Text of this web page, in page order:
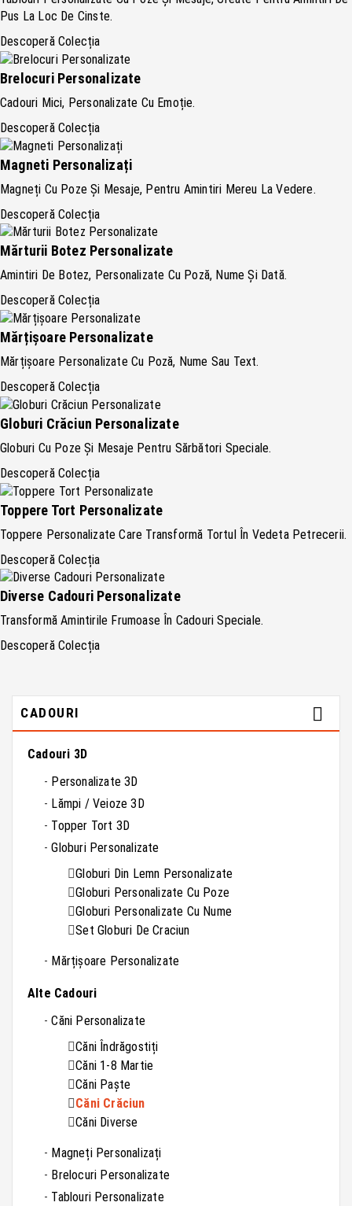
Pus La Loc De Cinste.
Descoperă Colecția
Brelocuri Personalizate
Cadouri Mici, Personalizate Cu Emoție.
Descoperă Colecția
Magneti Personalizați
Magneți Cu Poze Și Mesaje, Pentru Amintiri Mereu La Vedere.
Descoperă Colecția
Mărturii Botez Personalizate
Amintiri De Botez, Personalizate Cu Poză, Nume Și Dată.
Descoperă Colecția
Mărțișoare Personalizate
Mărțișoare Personalizate Cu Poză, Nume Sau Text.
Descoperă Colecția
Globuri Crăciun Personalizate
Globuri Cu Poze Și Mesaje Pentru Sărbători Speciale.
Descoperă Colecția
Toppere Tort Personalizate
Toppere Personalizate Care Transformă Tortul În Vedeta Petrecerii.
Descoperă Colecția
Diverse Cadouri Personalizate
Transformă Amintirile Frumoase În Cadouri Speciale.
Descoperă Colecția
CADOURI 
Cadouri 3D
Personalizate 3D
Lămpi / Veioze 3D
Topper Tort 3D
Globuri Personalizate
Globuri Din Lemn Personalizate
Globuri Personalizate Cu Poze
Globuri Personalizate Cu Nume
Set Globuri De Craciun
Mărțișoare Personalizate
Alte Cadouri
Căni Personalizate
Căni Îndrăgostiți
Căni 1-8 Martie
Căni Paște
Căni Crăciun
Căni Diverse
Magneți Personalizați
Brelocuri Personalizate
Tablouri Personalizate